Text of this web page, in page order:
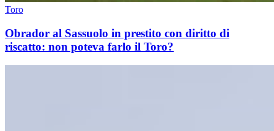
Toro
Obrador al Sassuolo in prestito con diritto di
riscatto: non poteva farlo il Toro?